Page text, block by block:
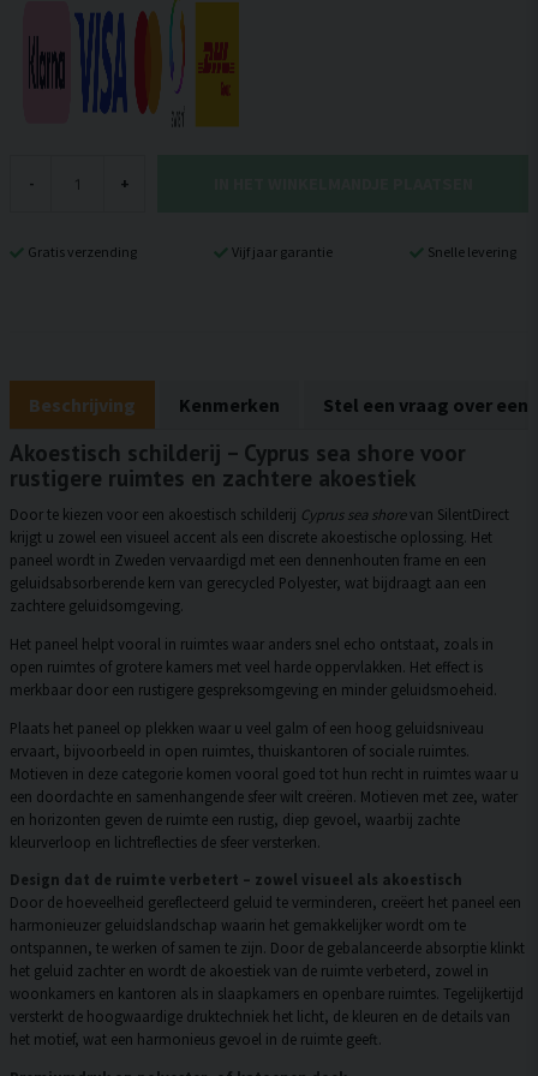
- +
Gratis verzending Vijf jaar garantie Snelle levering
Beschrijving Kenmerken Stel een vraag over een
Akoestisch schilderij – Cyprus sea shore voor
rustigere ruimtes en zachtere akoestiek
Door te kiezen voor een akoestisch schilderij Cyprus sea shorevan SilentDirect
krijgt u zowel een visueel accent als een discrete akoestische oplossing. Het
paneel wordt in Zweden vervaardigd met een dennenhouten frame en een
geluidsabsorberende kern van gerecycled Polyester, wat bijdraagt aan een
zachtere geluidsomgeving.
Het paneel helpt vooral in ruimtes waar anders snel echo ontstaat, zoals in
open ruimtes of grotere kamers met veel harde oppervlakken. Het effect is
merkbaar door een rustigere gespreksomgeving en minder geluidsmoeheid.
Plaats het paneel op plekken waar u veel galm of een hoog geluidsniveau
ervaart, bijvoorbeeld in open ruimtes, thuiskantoren of sociale ruimtes.
Motieven in deze categorie komen vooral goed tot hun recht in ruimtes waar u
een doordachte en samenhangende sfeer wilt creëren. Motieven met zee, water
en horizonten geven de ruimte een rustig, diep gevoel, waarbij zachte
kleurverloop en lichtreflecties de sfeer versterken.
Design dat de ruimte verbetert – zowel visueel als akoestisch
Door de hoeveelheid gereflecteerd geluid te verminderen, creëert het paneel een
harmonieuzer geluidslandschap waarin het gemakkelijker wordt om te
ontspannen, te werken of samen te zijn. Door de gebalanceerde absorptie klinkt
het geluid zachter en wordt de akoestiek van de ruimte verbeterd, zowel in
woonkamers en kantoren als in slaapkamers en openbare ruimtes. Tegelijkertijd
versterkt de hoogwaardige druktechniek het licht, de kleuren en de details van
het motief, wat een harmonieus gevoel in de ruimte geeft.